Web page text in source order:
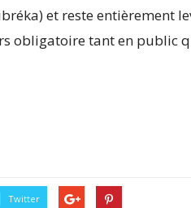
et reste entièrement
obligatoire tant en public
Twitter